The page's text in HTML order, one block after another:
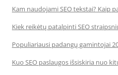
Kam naudojami SEO tekstai? Kaip
Kiek reikėtų patalpinti SEO
Populiariausi padangų gamintojai
Kuo SEO paslaugos išsiskiria nuo